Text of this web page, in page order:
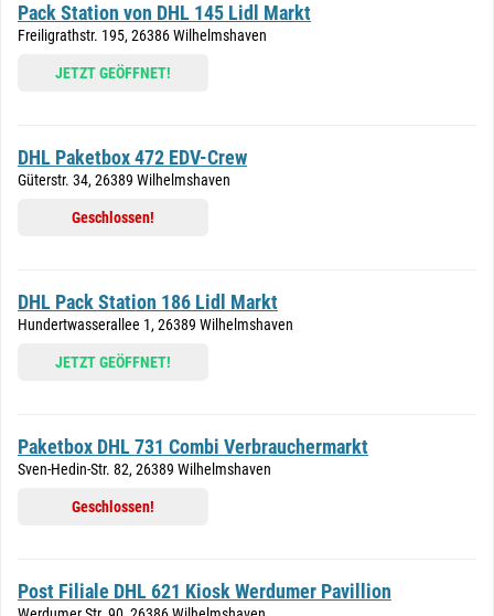
Pack Station von DHL 145 Lidl Markt
Freiligrathstr. 195, 26386 Wilhelmshaven
JETZT GEÖFFNET!
DHL Paketbox 472 EDV-Crew
Güterstr. 34, 26389 Wilhelmshaven
Geschlossen!
DHL Pack Station 186 Lidl Markt
Hundertwasserallee 1, 26389 Wilhelmshaven
JETZT GEÖFFNET!
Paketbox DHL 731 Combi Verbrauchermarkt
Sven-Hedin-Str. 82, 26389 Wilhelmshaven
Geschlossen!
Post Filiale DHL 621 Kiosk Werdumer Pavillion